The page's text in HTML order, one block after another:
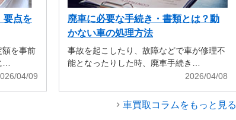
要点を
額を事前
04/09
廃車に必要な手続き・書類とは？動
かない車の処理方法
事故を起こしたり、故障などで車が修理不
能となったりした時、廃車手続き…
2026/04/08
車買取コラムをもっと見る